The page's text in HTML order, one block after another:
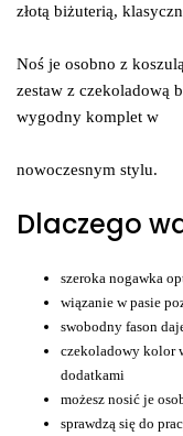
złotą biżuterią,
Noś je osobno z
zestaw z czekoladową
wygodny komplet w
nowoczesnym stylu.
Dlaczego
szeroka nogawka
wiązanie w pasie
swobodny fason
czekoladowy kolor
dodatkami
możesz nosić je
sprawdzą się do